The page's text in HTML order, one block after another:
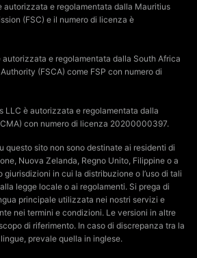
autorizzata e regolamentata dalla Mauritius
(FSC) e il numero di licenza è
e regolamentata dalla South Africa
(FSCA) come FSP con numero di
LLC è autorizzata e regolamentata dalla
con numero di licenza 20200000397.
questo sito non sono destinate ai residenti di
Nuova Zelanda, Regno Unito, Filippine o a
in cui la distribuzione o l’uso di tali
legge locale o ai regolamenti. Si prega di
principale utilizzata nei nostri servizi e
nei termini e condizioni. Le versioni in altre
di riferimento. In caso di discrepanza tra la
prevale quella in inglese.